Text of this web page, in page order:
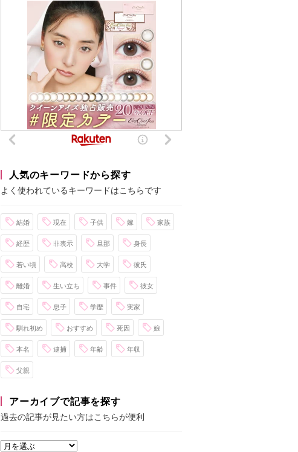
人気のキーワードから探す
よく使われているキーワードはこちらです
結婚 現在 子供 嫁 家族
経歴 非表示 旦那 身長
若い頃 高校 大学 彼氏
離婚 生い立ち 事件 彼女
自宅 息子 学歴 実家
馴れ初め おすすめ 死因 娘
本名 逮捕 年齢 年収
父親
アーカイブで記事を探す
過去の記事が見たい方はこちらが便利